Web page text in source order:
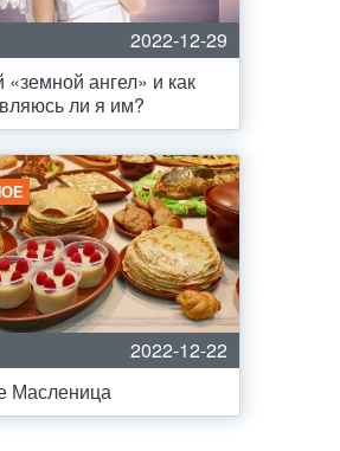
2022-12-29
«земной ангел» и как
ли я им?
2022-12-22
Масленица